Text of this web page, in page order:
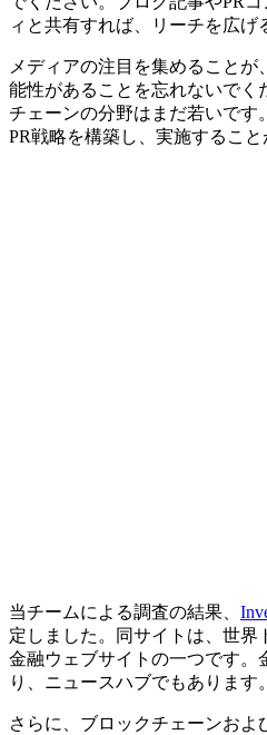
ィと共有すれば、リーチを広げ
メディアの注目を集めること
能性があることを忘れないでく
チェーンの分野はまだ若いです
PR戦略を構築し、実施すること
当チームによる調査の結果、
定しました。
同サイトは、世界
金融ウェブサイトの一つです。
り、ニュースハブでもあります。
さらに、ブロックチェーンお